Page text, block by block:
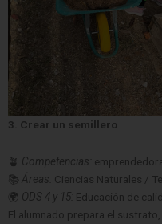
3. Crear un semillero
🪴 Competencias:
📚 Áreas: Ciencias Naturales /
🌍 ODS 4 y 15: Educación de
El alumnado prepara el